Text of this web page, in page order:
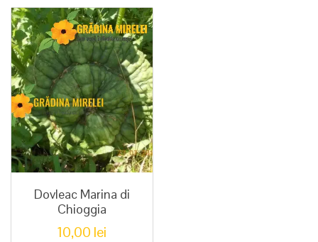
Dovleac Marina di
Chioggia
10,00 lei